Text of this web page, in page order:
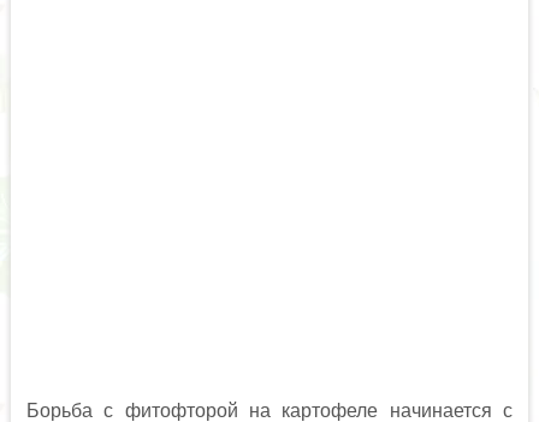
Борьба с фитофторой на картофеле начинается с